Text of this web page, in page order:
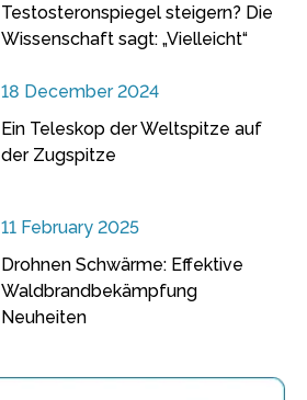
Testosteronspiegel steigern? Die
Wissenschaft sagt: „Vielleicht“
18 December 2024
Ein Teleskop der Weltspitze auf
der Zugspitze
11 February 2025
Drohnen Schwärme: Effektive
Waldbrandbekämpfung
Neuheiten